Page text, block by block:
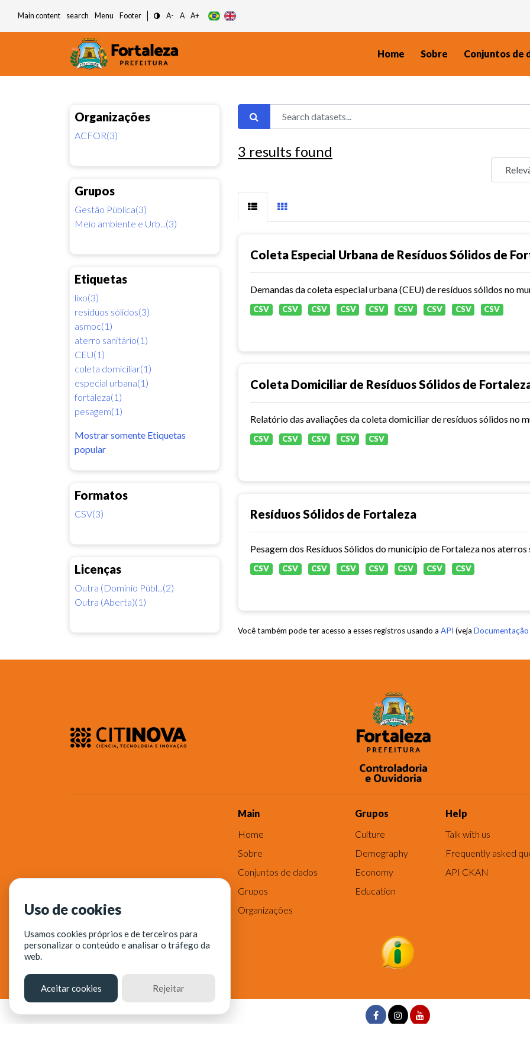
Main content search Menu Footer A- A A+
Home Sobre Conjuntos de
Organizações
ACFOR(3)
Grupos
Gestão Pública(3)
Meio ambiente e Urb...(3)
Etiquetas
lixo(3)
resíduos sólidos(3)
asmoc(1)
aterro sanitário(1)
CEU(1)
coleta domiciliar(1)
especial urbana(1)
fortaleza(1)
pesagem(1)
Mostrar somente Etiquetas
popular
Formatos
CSV(3)
Licenças
Outra (Domínio Públ...(2)
Outra (Aberta)(1)
3 results found
Coleta Especial Urbana de Resíduos Sólidos de
Demandas da coleta especial urbana (CEU) de resíduos sólidos no
CSV CSV CSV CSV CSV CSV CSV CSV CSV
Coleta Domiciliar de Resíduos Sólidos de
Relatório das avaliações da coleta domiciliar de resíduos sólidos no
CSV CSV CSV CSV CSV
Resíduos Sólidos de Fortaleza
Pesagem dos Resíduos Sólidos do município de Fortaleza nos
CSV CSV CSV CSV CSV CSV CSV CSV
Você também pode ter acesso a esses registros usando a API (veja Documentação
Main
Home
Sobre
Conjuntos de dados
Grupos
Organizações
Grupos
Culture
Demography
Economy
Education
Help
Talk with us
Frequently asked
API CKAN
Uso de cookies
Usamos cookies próprios e de terceiros para
personalizar o conteúdo e analisar o tráfego da
web.
Aceitar cookies Rejeitar